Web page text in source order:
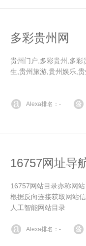
多彩贵州网
贵州门户,多彩贵州,多彩
生,贵州旅游,贵州娱乐,
Alexa排名：-
16757网址导
16757网站目录亦称网
根据反向连接获取网站
人工智能网站目录
Alexa排名：-